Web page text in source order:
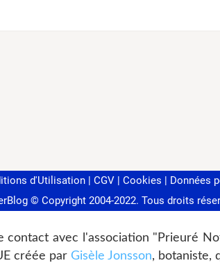
contact avec l'association "Prieuré
créée par Gisèle Jonsson, botaniste,